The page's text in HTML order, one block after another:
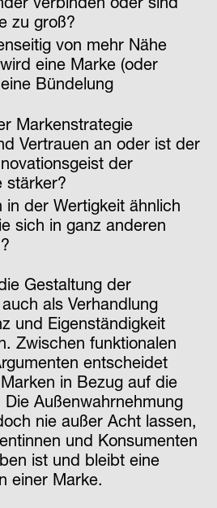
zu groß?
von mehr Nähe
eine Marke (oder
Bündelung
Markenstrategie
Vertrauen an oder ist der
der
stärker?
in der Wertigkeit ähnlich
sich in ganz anderen
Gestaltung der
als Verhandlung
und Eigenständigkeit
Zwischen funktionalen
entscheidet
in Bezug auf die
Außenwahrnehmung
nie außer Acht lassen,
und Konsumenten
ist und bleibt eine
einer Marke.